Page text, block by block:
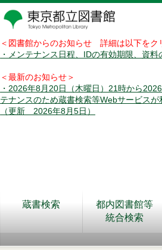
＜図書館からのお知らせ 詳細は以下をク
・メンテナンス日程、IDの有効期限、資
＜最新のお知らせ＞
・2026年8月20日（木曜日）21時から
テナンスのため蔵書検索等Webサービスが
（更新 2026年8月5日）
蔵書検索
都内図書館等
統合検索